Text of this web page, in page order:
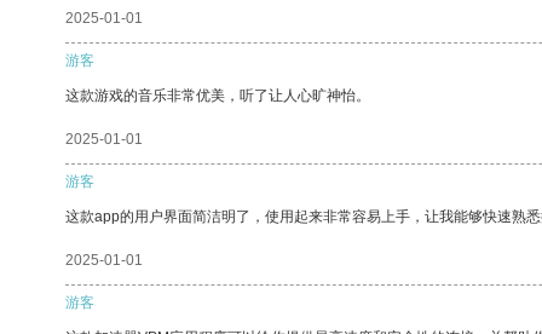
2025-01-01
游客
这款游戏的音乐非常优美，听了让人心旷神怡。
2025-01-01
游客
这款app的用户界面简洁明了，使用起来非常容易上手，让我能够快速熟
2025-01-01
游客